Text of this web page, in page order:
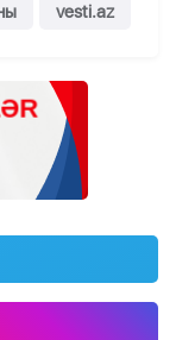
vesti.az